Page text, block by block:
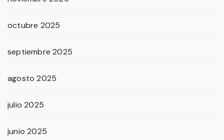
octubre 2025
septiembre 2025
agosto 2025
julio 2025
junio 2025